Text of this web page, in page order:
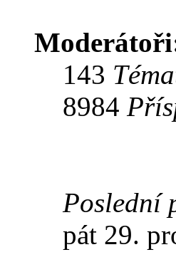
143
8984
Poslední
pát 29.